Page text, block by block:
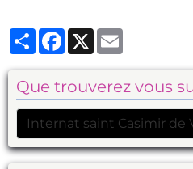
PartagerFacebook
X
Que trouverez vous